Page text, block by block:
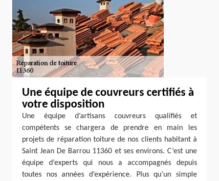
Une équipe de couvreurs certifiés à
votre disposition
Une équipe d’artisans couvreurs qualifiés et
compétents se chargera de prendre en main les
projets de réparation toiture de nos clients habitant à
Saint Jean De Barrou 11360 et ses environs. C’est une
équipe d’experts qui nous a accompagnés depuis
toutes nos années d’expérience. Plus qu’un simple